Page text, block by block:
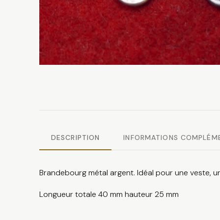
DESCRIPTION INFORMATIONS
Brandebourg métal argent. Idéal pour une veste,
Longueur totale 40 mm hauteur 25 mm